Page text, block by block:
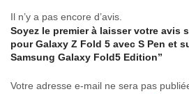
Il n’y a pas encore d’avis.
Soyez le premier à laisser votre avis
pour Galaxy Z Fold 5 avec S Pen et
Samsung Galaxy Fold5 Edition”
Votre adresse e-mail ne sera pas